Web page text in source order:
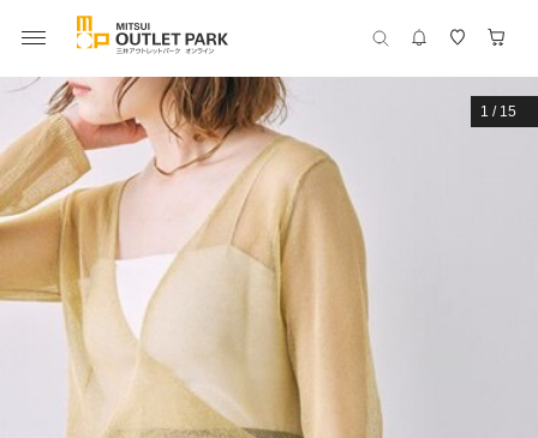
1 / 15